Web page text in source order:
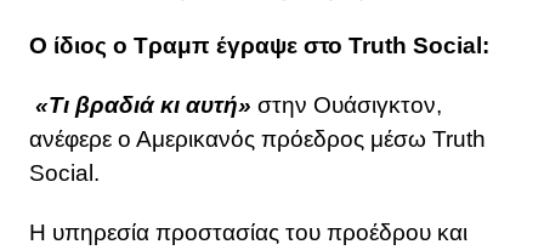
Ο ίδιος ο Τραμπ έγραψε στο Truth Social:
«Τι βραδιά κι αυτή» στην Ουάσιγκτον,
ανέφερε ο Αμερικανός πρόεδρος μέσω Truth
Social.
Η υπηρεσία προστασίας του προέδρου και